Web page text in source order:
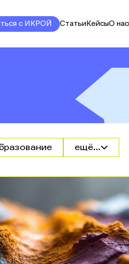
с ИКРОЙ СтатьиКейсыО нас
ещё...